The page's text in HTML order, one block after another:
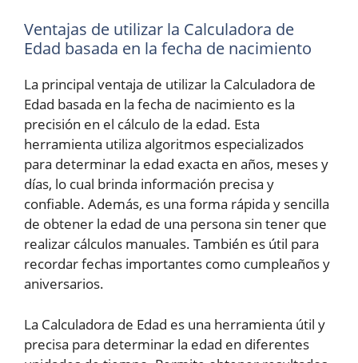
Ventajas de utilizar la Calculadora de
Edad basada en la fecha de nacimiento
La principal ventaja de utilizar la Calculadora de
Edad basada en la fecha de nacimiento es la
precisión en el cálculo de la edad. Esta
herramienta utiliza algoritmos especializados
para determinar la edad exacta en años, meses y
días, lo cual brinda información precisa y
confiable. Además, es una forma rápida y sencilla
de obtener la edad de una persona sin tener que
realizar cálculos manuales. También es útil para
recordar fechas importantes como cumpleaños y
aniversarios.
La Calculadora de Edad es una herramienta útil y
precisa para determinar la edad en diferentes